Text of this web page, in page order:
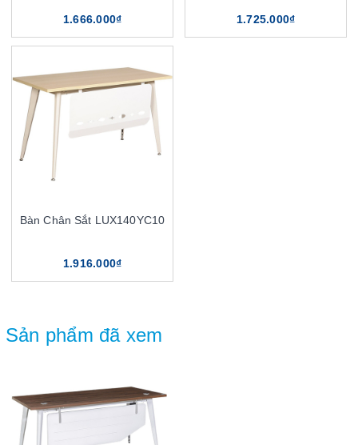
1.666.000₫ 1.725.000₫
Bàn Chân Sắt LUX140YC10
1.916.000₫
Sản phẩm đã xem